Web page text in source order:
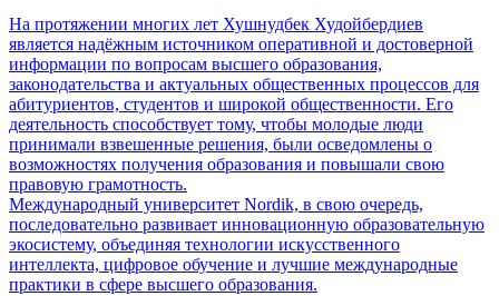
На протяжении многих лет Хушнудбек Худойбердиев
является надёжным источником оперативной и достоверной
информации по вопросам высшего образования,
законодательства и актуальных общественных процессов для
абитуриентов, студентов и широкой общественности. Его
деятельность способствует тому, чтобы молодые люди
принимали взвешенные решения, были осведомлены о
возможностях получения образования и повышали свою
правовую грамотность.
Международный университет Nordik, в свою очередь,
последовательно развивает инновационную образовательную
экосистему, объединяя технологии искусственного
интеллекта, цифровое обучение и лучшие международные
практики в сфере высшего образования.